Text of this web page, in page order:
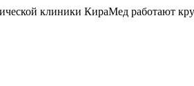
клиники КираМед работают